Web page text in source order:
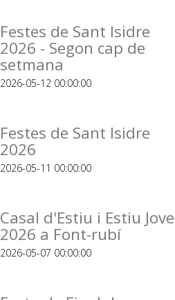
Festes de Sant Isidre
2026 - Segon cap de
setmana
2026-05-12 00:00:00
Festes de Sant Isidre
2026
2026-05-11 00:00:00
Casal d'Estiu i Estiu Jove
2026 a Font-rubí
2026-05-07 00:00:00